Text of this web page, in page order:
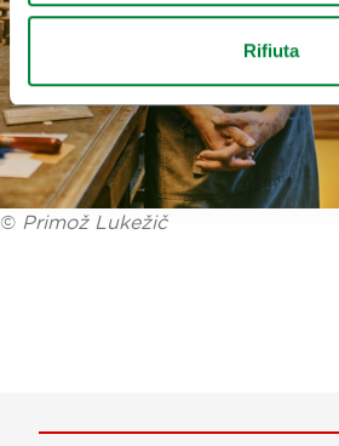
Rifiuta
© Primož Lukežič